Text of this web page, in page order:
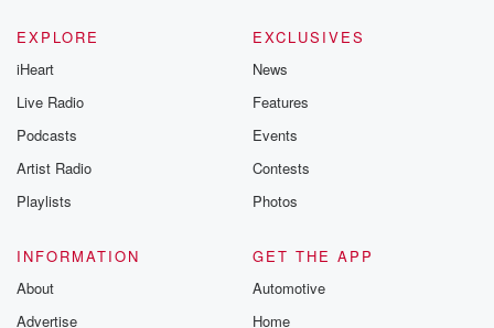
EXPLORE
iHeart
Live Radio
Podcasts
Artist Radio
Playlists
EXCLUSIVES
News
Features
Events
Contests
Photos
INFORMATION
About
Advertise
GET THE APP
Automotive
Home